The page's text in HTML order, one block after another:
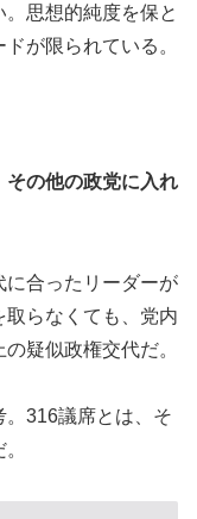
思想的純度を保と
が限られている。
その他の政党に入れ
に合ったリーダーが
らなくても、党内
疑似政権交代だ。
316議席とは、そ